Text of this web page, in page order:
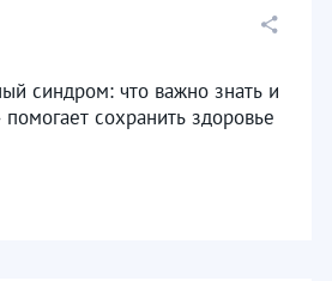
синдром: что важно знать и
сохранить здоровье